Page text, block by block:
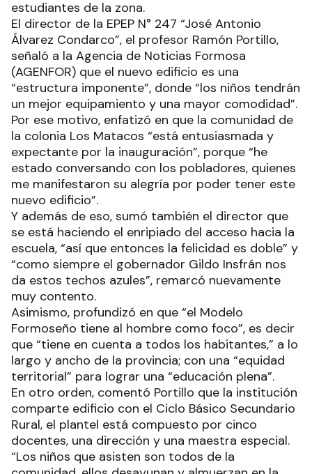
estudiantes de la zona.
El director de la EPEP N° 247 “José Antonio
Álvarez Condarco”, el profesor Ramón Portillo,
señaló a la Agencia de Noticias Formosa
(AGENFOR) que el nuevo edificio es una
“estructura imponente”, donde “los niños tendrán
un mejor equipamiento y una mayor comodidad”.
Por ese motivo, enfatizó en que la comunidad de
la colonia Los Matacos “está entusiasmada y
expectante por la inauguración”, porque “he
estado conversando con los pobladores, quienes
me manifestaron su alegría por poder tener este
nuevo edificio”.
Y además de eso, sumó también el director que
se está haciendo el enripiado del acceso hacia la
escuela, “así que entonces la felicidad es doble” y
“como siempre el gobernador Gildo Insfrán nos
da estos techos azules”, remarcó nuevamente
muy contento.
Asimismo, profundizó en que “el Modelo
Formoseño tiene al hombre como foco”, es decir
que “tiene en cuenta a todos los habitantes,” a lo
largo y ancho de la provincia; con una “equidad
territorial” para lograr una “educación plena”.
En otro orden, comentó Portillo que la institución
comparte edificio con el Ciclo Básico Secundario
Rural, el plantel está compuesto por cinco
docentes, una dirección y una maestra especial.
“Los niños que asisten son todos de la